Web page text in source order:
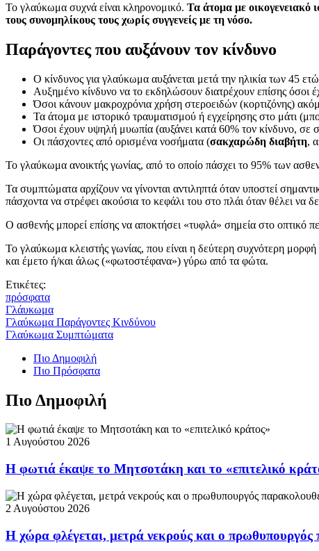
Το γλαύκωμα συχνά είναι κληρονομικό. Τα άτομα με οικογενειακό
τους συνομηλίκους τους χωρίς συγγενείς με τη νόσο.
Παράγοντες που αυξάνουν τον κίνδυνο
Ο κίνδυνος για γλαύκωμα αυξάνεται μετά την ηλικία των 45
Αυξημένο κίνδυνο να το εκδηλώσουν διατρέχουν επίσης όσοι
Όσοι κάνουν μακροχρόνια χρήση στεροειδών (κορτιζόνης)
Τα άτομα με ιστορικό τραυματισμού ή εγχείρησης στο μάτι
Όσοι έχουν υψηλή μυωπία (αυξάνει κατά 60% τον κίνδυνο, σε
Οι πάσχοντες από ορισμένα νοσήματα (σακχαρώδη διαβήτη,
Το γλαύκωμα ανοικτής γωνίας, από το οποίο πάσχει το 95% των
Τα συμπτώματα αρχίζουν να γίνονται αντιληπτά όταν υποστεί
πάσχοντα να στρέφει ακούσια το κεφάλι του στο πλάι όταν θέλει να
Ο ασθενής μπορεί επίσης να αποκτήσει «τυφλά» σημεία στο οπτικό
Το γλαύκωμα κλειστής γωνίας, που είναι η δεύτερη συχνότερη
και έμετο ή/και άλως («φωτοστέφανα») γύρω από τα φώτα.
Ετικέτες:
πρόσφατα
Γλάυκωμα
Γλαύκωμα Παράγοντες Κινδύνου
Γλαύκωμα Συμπτώματα
Πιο Δημοφιλή
Πιο Πρόσφατα
Πιο Δημοφιλή
1 Αυγούστου 2026
Η φωτιά έκαψε το Μητσοτάκη και το «επιτελικό
2 Αυγούστου 2026
Η χώρα φλέγεται, μετρά νεκρούς και ο